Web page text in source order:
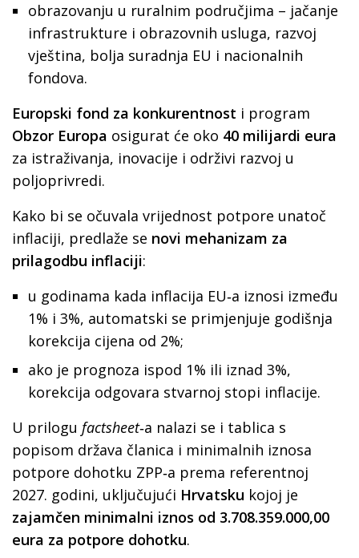
obrazovanju u ruralnim područjima – jačanje
infrastrukture i obrazovnih usluga, razvoj
vještina, bolja suradnja EU i nacionalnih
fondova.
Europski fond za konkurentnost i program
Obzor Europa osigurat će oko 40 milijardi eura
za istraživanja, inovacije i održivi razvoj u
poljoprivredi.
Kako bi se očuvala vrijednost potpore unatoč
inflaciji, predlaže se novi mehanizam za
prilagodbu inflaciji:
u godinama kada inflacija EU‑a iznosi između
1% i 3%, automatski se primjenjuje godišnja
korekcija cijena od 2%;
ako je prognoza ispod 1% ili iznad 3%,
korekcija odgovara stvarnoj stopi inflacije.
U prilogu factsheet‑a nalazi se i tablica s
popisom država članica i minimalnih iznosa
potpore dohotku ZPP‑a prema referentnoj
2027. godini, uključujući Hrvatsku kojoj je
zajamčen minimalni iznos od 3.708.359.000,00
eura za potpore dohotku.